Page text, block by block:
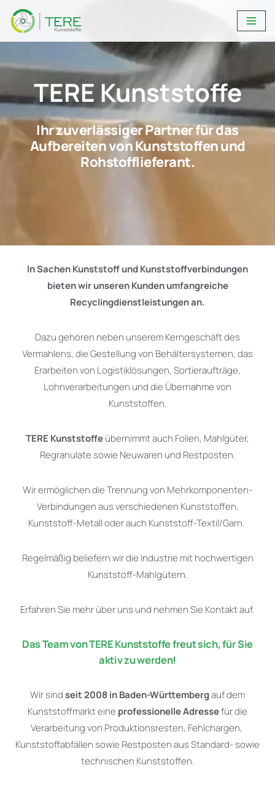
Zum
springen
TERE Kunststoffe
Ihr zuverlässiger Partner für das
Aufbereiten von Kunststoffen und
Rohstofflieferant.
In Sachen Kunststoff und Kunststoffverbindungen
bieten wir unseren Kunden umfangreiche
Recyclingdienstleistungen an.
Dazu gehören neben unserem Kerngeschäft des
Vermahlens, die Gestellung von Behältersystemen, das
Erarbeiten von Logistiklösungen, Sortieraufträge,
Lohnverarbeitungen und die Übernahme von
Kunststoffen.
TERE Kunststoffeübernimmt auch Folien, Mahlgüter,
Regranulate sowie Neuwaren und Restposten.
Wir ermöglichen die Trennung von Mehrkomponenten-
Verbindungen aus verschiedenen Kunststoffen,
Kunststoff-Metall oder auch Kunststoff-Textil/Garn.
Regelmäßig beliefern wir die Industrie mit hochwertigen
Kunststoff-Mahlgütern.
Erfahren Sie mehr über uns und nehmen Sie Kontakt auf.
Das Team von TERE Kunststoffe freut sich, für Sie
aktiv zu werden!
Wir sind seit 2008 in Baden-Württembergauf dem
Kunststoffmarkt eine professionelle Adressefür die
Verarbeitung von Produktionsresten, Fehlchargen,
Kunststoffabfällen sowie Restposten aus Standard- sowie
technischen Kunststoffen.